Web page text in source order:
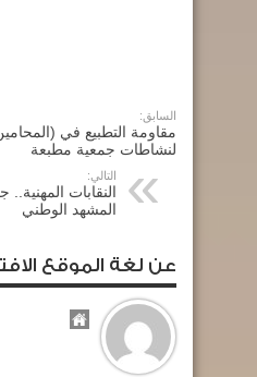
السابق:
مقاومة التطبيع في
لنشاطات جمعية مطبعة
التالي:
النقابات
المشهد الوطني
عن لغة الموقع